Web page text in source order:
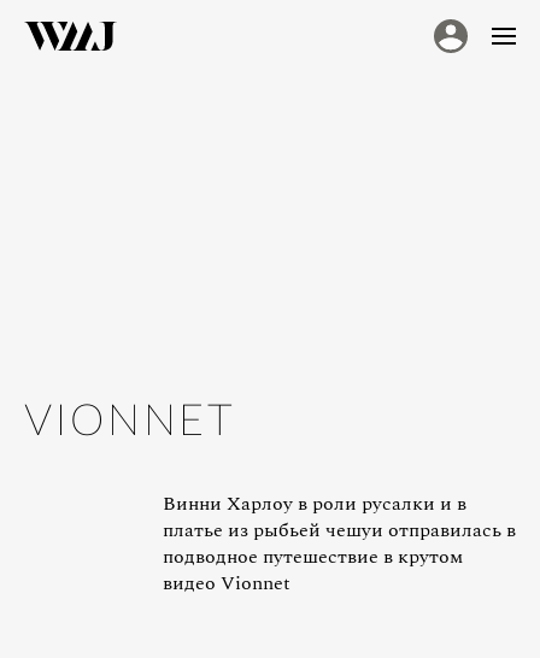
VIONNET
Винни Харлоу в роли русалки и в
платье из рыбьей чешуи отправилась в
подводное путешествие в крутом
видео Vionnet